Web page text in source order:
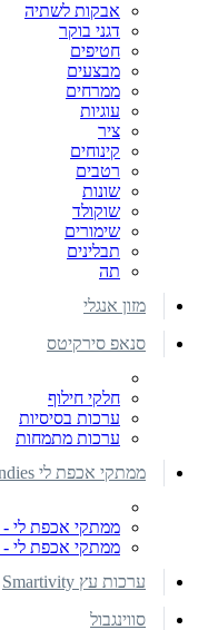
אבקות לשתיה
דגני בוקר
חטיפים
מבצעים
ממרחים
עוגיות
ציר
קינוחים
רטבים
שונות
שוקולד
שימורים
תבלינים
תה
מזון אנגלי
סנאפ סירקיטס
חלקי חילוף
ערכות בסיסיות
ערכות מתמחות
ממתקי אכפת לי Caring Candies
ממתקי אכפת לי -
ממתקי אכפת לי -
ערכות עץ Smartivity
סווינגבול